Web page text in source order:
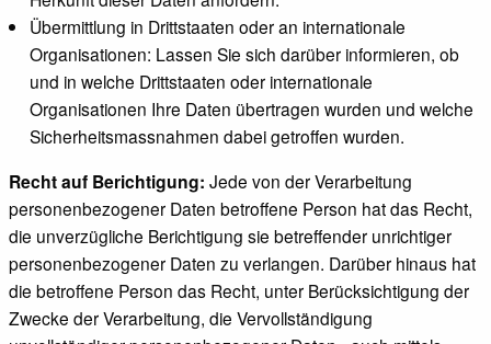
Übermittlung in Drittstaaten oder an internationale
Organisationen: Lassen Sie sich darüber informieren, ob
und in welche Drittstaaten oder internationale
Organisationen Ihre Daten übertragen wurden und welche
Sicherheitsmassnahmen dabei getroffen wurden.
Recht auf Berichtigung: Jede von der Verarbeitung
personenbezogener Daten betroffene Person hat das Recht,
die unverzügliche Berichtigung sie betreffender unrichtiger
personenbezogener Daten zu verlangen. Darüber hinaus hat
die betroffene Person das Recht, unter Berücksichtigung der
Zwecke der Verarbeitung, die Vervollständigung